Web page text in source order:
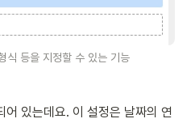
식 등을 지정할 수 있는 기능
어 있는데요. 이 설정은 날짜의 연